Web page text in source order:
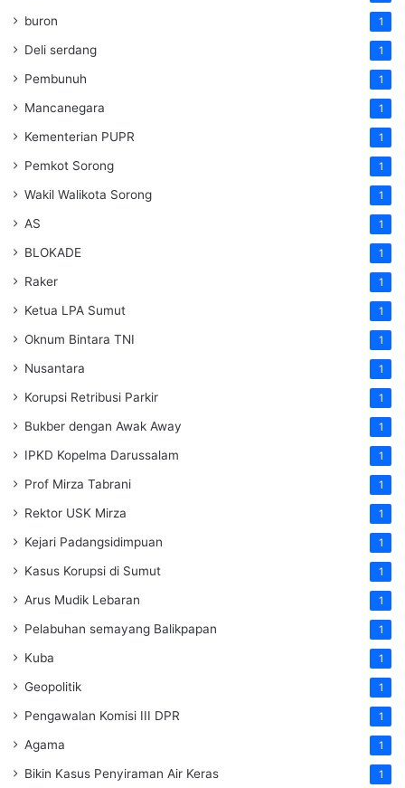
buron 1
Deli serdang 1
Pembunuh 1
Mancanegara 1
Kementerian PUPR 1
Pemkot Sorong 1
Wakil Walikota Sorong 1
AS 1
BLOKADE 1
Raker 1
Ketua LPA Sumut 1
Oknum Bintara TNI 1
Nusantara 1
Korupsi Retribusi Parkir 1
Bukber dengan Awak Away 1
IPKD Kopelma Darussalam 1
Prof Mirza Tabrani 1
Rektor USK Mirza 1
Kejari Padangsidimpuan 1
Kasus Korupsi di Sumut 1
Arus Mudik Lebaran 1
Pelabuhan semayang Balikpapan 1
Kuba 1
Geopolitik 1
Pengawalan Komisi III DPR 1
Agama 1
Bikin Kasus Penyiraman Air Keras 1